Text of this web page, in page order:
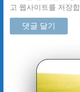
고 웹사이트를 저장